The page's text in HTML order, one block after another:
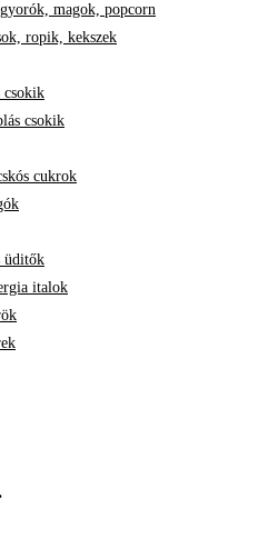
magok, popcorn
ropik, kekszek
csokik
cukrok
üditők
italok